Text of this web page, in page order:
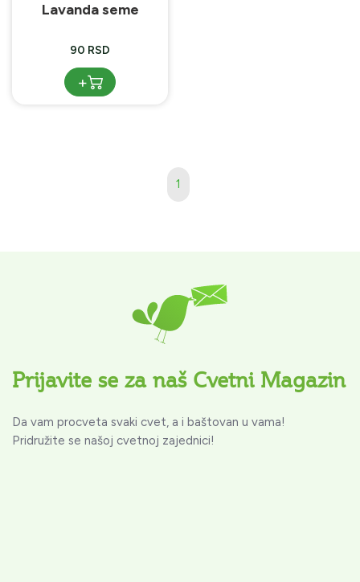
Lavanda seme
90 RSD
+
1
Prijavite se za naš Cvetni Magazin
Da vam procveta svaki cvet, a i baštovan u vama!
Pridružite se našoj cvetnoj zajednici!